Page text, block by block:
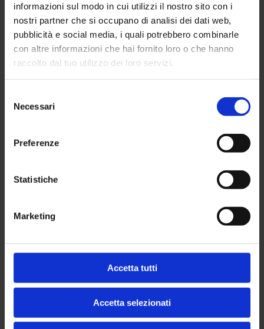
informazioni sul modo in cui utilizzi il nostro sito con i
nostri partner che si occupano di analisi dei dati web,
pubblicità e social media, i quali potrebbero combinarle
con altre informazioni che hai fornito loro o che hanno
raccolto dal tuo utilizzo dei loro servizi.
delNecessari
Preferenze
Statistiche
Marketing
Accetta tutti
Accetta selezionati
un’ecografia in seguito ad un problema muscolare.
La qualità degli esami diagnostici che eseguiamo per questi
atleti è la stessa che che mettiamo in ogni esame eseguito
Studio Associato di Radiologia Dott. Pasta
segreteria@radiologiapasta.it
 Facebook
